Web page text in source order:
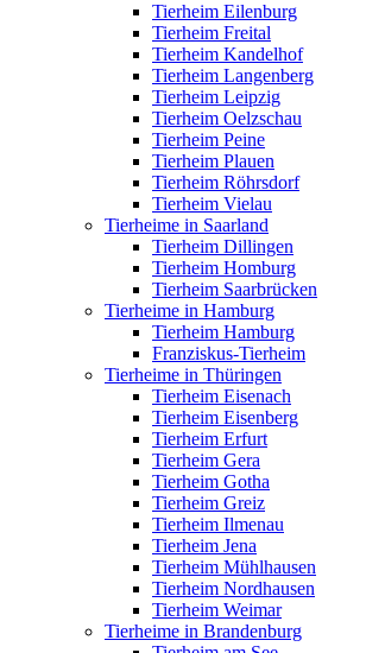
Tierheim Eilenburg
Tierheim Freital
Tierheim Kandelhof
Tierheim Langenberg
Tierheim Leipzig
Tierheim Oelzschau
Tierheim Peine
Tierheim Plauen
Tierheim Röhrsdorf
Tierheim Vielau
Tierheime in Saarland
Tierheim Dillingen
Tierheim Homburg
Tierheim Saarbrücken
Tierheime in Hamburg
Tierheim Hamburg
Franziskus-Tierheim
Tierheime in Thüringen
Tierheim Eisenach
Tierheim Eisenberg
Tierheim Erfurt
Tierheim Gera
Tierheim Gotha
Tierheim Greiz
Tierheim Ilmenau
Tierheim Jena
Tierheim Mühlhausen
Tierheim Nordhausen
Tierheim Weimar
Tierheime in Brandenburg